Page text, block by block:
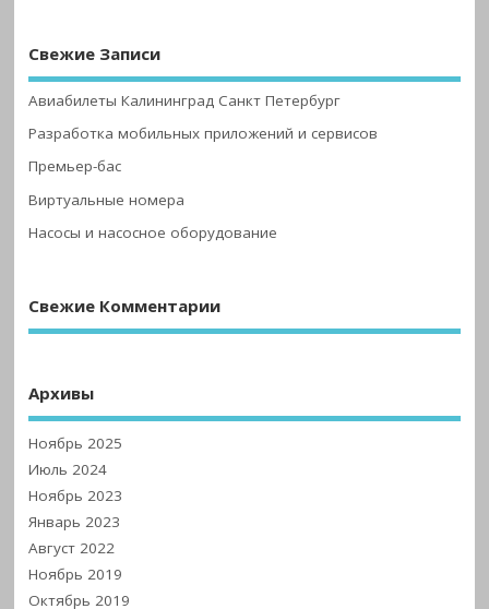
Свежие Записи
Авиабилеты Калининград Санкт Петербург
Разработка мобильных приложений и сервисов
Премьер-бас
Виртуальные номера
Насосы и насосное оборудование
Свежие Комментарии
Архивы
Ноябрь 2025
Июль 2024
Ноябрь 2023
Январь 2023
Август 2022
Ноябрь 2019
Октябрь 2019